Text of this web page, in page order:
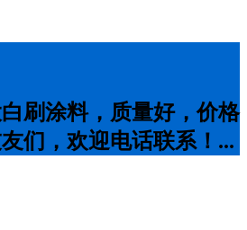
刷涂料，质量好，价格
们，欢迎电话联系！...